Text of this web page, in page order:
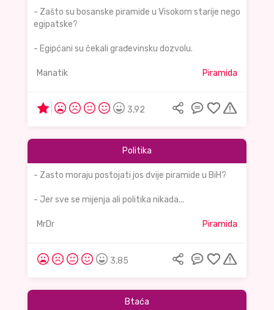
- Zašto su bosanske piramide u Visokom starije nego
egipatske?
- Egipćani su čekali građevinsku dozvolu.
Manatik Piramida
3,92
Politika
- Zasto moraju postojati jos dvije piramide u BiH?
- Jer sve se mijenja ali politika nikada...
MrDr Piramida
3,85
Btaća